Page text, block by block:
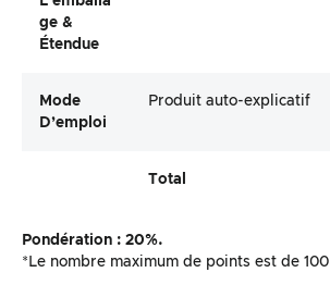
Ge &
Étendue
Mode
D’emploi
Produit auto-explicatif
Total
Pondération : 20%.
*Le nombre maximum de points est de 100